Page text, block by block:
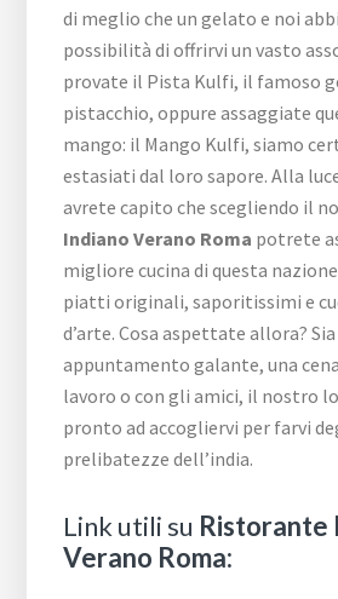
di meglio che un gelato e noi
possibilità di offrirvi un vasto
provate il Pista Kulfi, il famoso
pistacchio, oppure assaggiate
mango: il Mango Kulfi, siamo
estasiati dal loro sapore. Alla
avrete capito che scegliendo il
Indiano Verano Roma potrete
migliore cucina di questa
piatti originali, saporitissimi e
d’arte. Cosa aspettate allora? Sia
appuntamento galante, una
lavoro o con gli amici, il nostro
pronto ad accogliervi per farvi
prelibatezze dell’india.
Link utili su Ristorante
Verano Roma: